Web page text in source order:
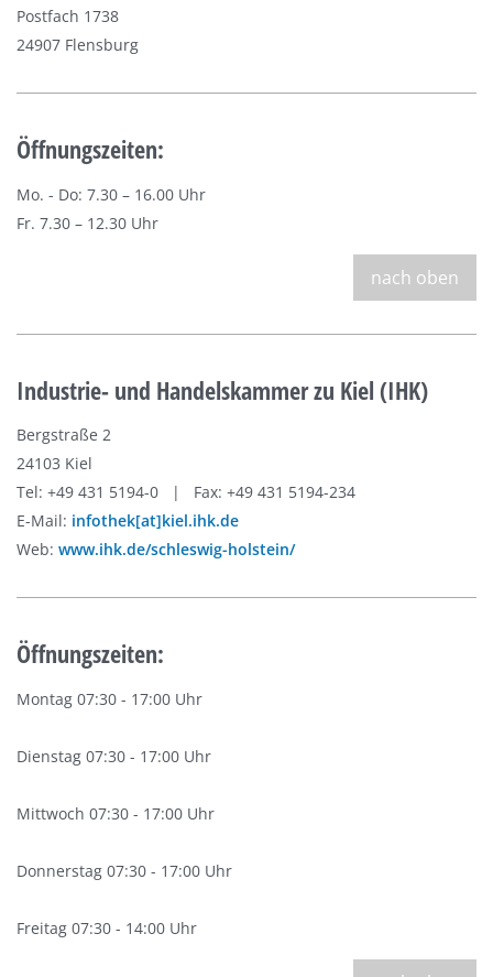
Postfach 1738
24907 Flensburg
Öffnungszeiten:
Mo. - Do: 7.30 – 16.00 Uhr
Fr. 7.30 – 12.30 Uhr
nach oben
Industrie- und Handelskammer zu Kiel (IHK)
Bergstraße 2
24103 Kiel
Tel: +49 431 5194-0 | Fax: +49 431 5194-234
E-Mail: infothek[at]kiel.ihk.de
Web: www.ihk.de/schleswig-holstein/
Öffnungszeiten:
Montag 07:30 - 17:00 Uhr
Dienstag 07:30 - 17:00 Uhr
Mittwoch 07:30 - 17:00 Uhr
Donnerstag 07:30 - 17:00 Uhr
Freitag 07:30 - 14:00 Uhr